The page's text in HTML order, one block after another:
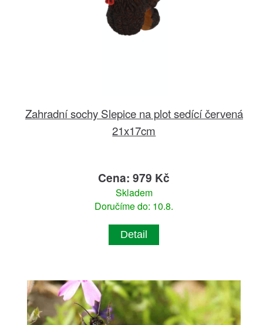
Zahradní sochy Slepice na plot sedící červená
21x17cm
Cena: 979 Kč
Skladem
Doručíme do: 10.8.
Detail